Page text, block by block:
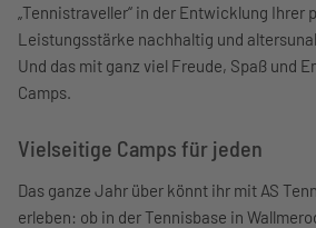
„Tennistraveller“ in der Entwicklung Ihrer
Leistungsstärke nachhaltig und
Und das mit ganz viel Freude, Spaß und
Camps.
Vielseitige Camps für jeden
Das ganze Jahr über könnt ihr mit AS
erleben: ob in der Tennisbase in